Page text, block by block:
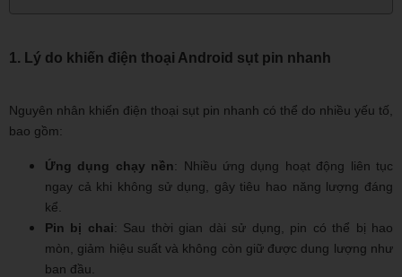
1. Lý do khiến điện thoại Android sụt pin nhanh
Nguyên nhân khiến điện thoại sụt pin nhanh có thể do nhiều yếu tố,
bao gồm:
Ứng dụng chạy nền: Nhiều ứng dụng hoạt động liên tục
ngay cả khi không sử dụng, gây tiêu hao năng lượng đáng
kể.
Pin bị chai: Sau thời gian dài sử dụng, pin có thể bị hao
mòn, giảm hiệu suất và không còn giữ được dung lượng như
ban đầu.